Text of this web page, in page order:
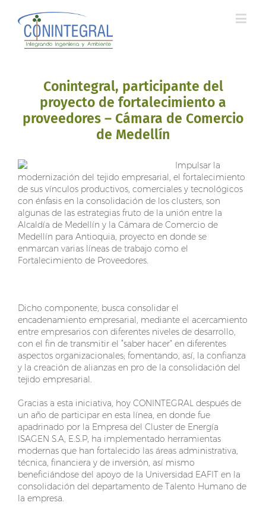
Conintegral, participante del
proyecto de fortalecimiento a
proveedores – Cámara de Comercio
de Medellín
Impulsar la
modernización del tejido empresarial, el fortalecimiento
de sus vínculos productivos, comerciales y tecnológicos
con énfasis en la consolidación de los clusters, son
algunas de las estrategias fruto de la unión entre la
Alcaldía de Medellín y la Cámara de Comercio de
Medellín para Antioquia, proyecto en donde se
enmarcan varias líneas de trabajo como el
Fortalecimiento de Proveedores.
Dicho componente, busca consolidar el
encadenamiento empresarial, mediante el acercamiento
entre empresarios con diferentes niveles de desarrollo,
con el fin de transmitir el “saber hacer” en diferentes
aspectos organizacionales; fomentando, así, la confianza
y la creación de alianzas en pro de la consolidación del
tejido empresarial.
Gracias a esta iniciativa, hoy CONINTEGRAL después de
un año de participar en esta línea, en donde fue
apadrinado por la Empresa del Cluster de Energía
ISAGEN S.A, E.S.P, ha implementado herramientas
modernas que han fortalecido las áreas administrativa,
técnica, financiera y de inversión, así mismo
beneficiándose del apoyo de la Universidad EAFIT en la
consolidación del departamento de Talento Humano de
la empresa.